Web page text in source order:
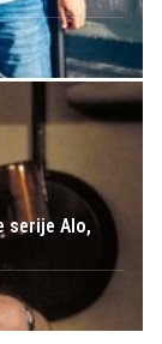
serije Alo,